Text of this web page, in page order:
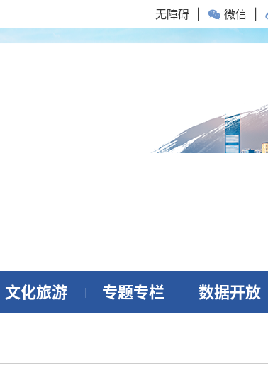
无障碍 微信
文化旅游 专题专栏 数据开放